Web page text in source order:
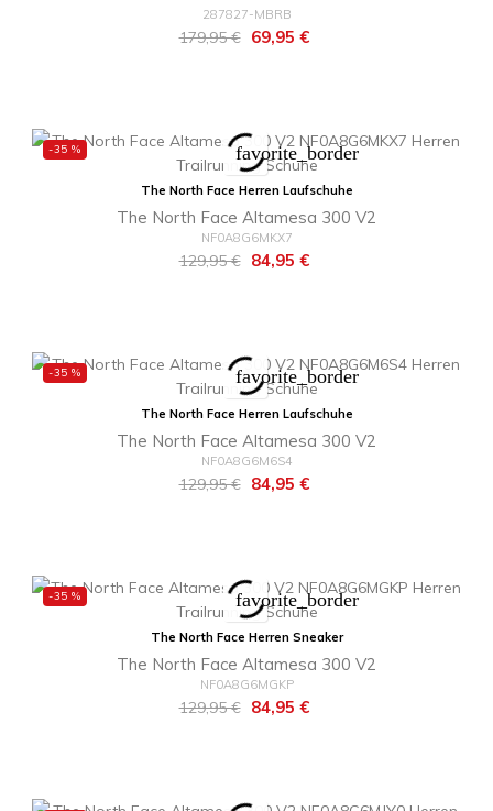
287827-MBRB
Regulärer
179,95 € Preis
69,95 €
-35 % favorite_border
The North Face Herren Laufschuhe
The North Face Altamesa 300 V2
NF0A8G6MKX7
Regulärer
129,95 € Preis
84,95 €
-35 % favorite_border
The North Face Herren Laufschuhe
The North Face Altamesa 300 V2
NF0A8G6M6S4
Regulärer
129,95 € Preis
84,95 €
-35 % favorite_border
The North Face Herren Sneaker
The North Face Altamesa 300 V2
NF0A8G6MGKP
Regulärer
129,95 € Preis
84,95 €